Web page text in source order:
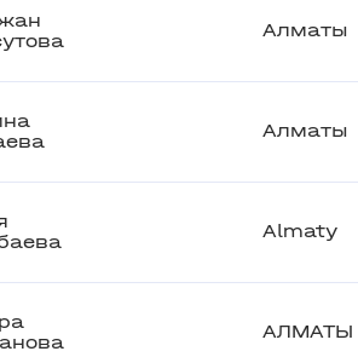
Алматы
Алматы
Almaty
АЛМАТЫ